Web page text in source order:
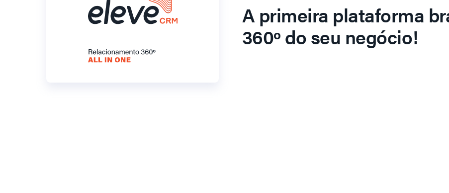
A primeira plataforma
360º do seu negócio!